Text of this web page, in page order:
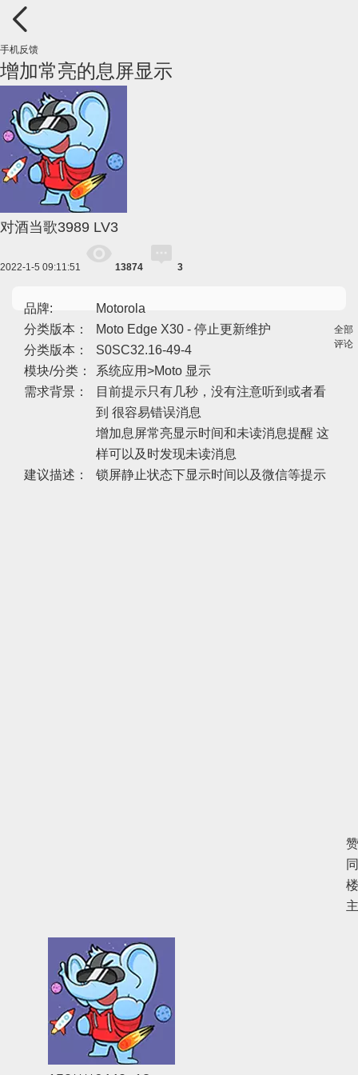
手机反馈
增加常亮的息屏显示
对酒当歌3989 LV3
2022-1-5 09:11:51 13874 3
品牌:
Motorola
分类版本：
Moto Edge X30 - 停止更新维护
分类版本：
S0SC32.16-49-4
模块/分类：
系统应用>Moto 显示
需求背景：
目前提示只有几秒，没有注意听到或者看
到 很容易错误消息
增加息屏常亮显示时间和未读消息提醒 这
样可以及时发现未读消息
建议描述：
锁屏静止状态下显示时间以及微信等提示
全部
评论
赞
同
楼
主